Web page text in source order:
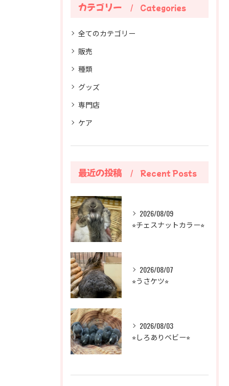
カテゴリー Categories
全てのカテゴリー
販売
種類
グッズ
専門店
ケア
最近の投稿 Recent Posts
2026/08/09
⭐︎チェスナットカラー⭐︎
2026/08/07
⭐︎うさケツ⭐︎
2026/08/03
⭐︎しろありベビー⭐︎